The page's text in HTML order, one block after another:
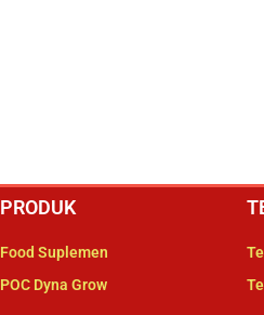
PRODUK
Food Suplemen
POC Dyna Grow